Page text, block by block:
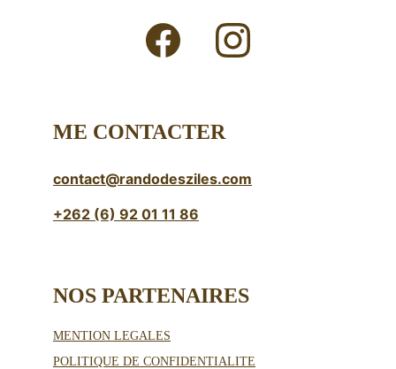
ME CONTACTER
NOS PARTENAIRES
contact@randodesziles.com
+262 (6) 92 01 11 86
MENTION LEGALES
POLITIQUE DE CONFIDENTIALITE